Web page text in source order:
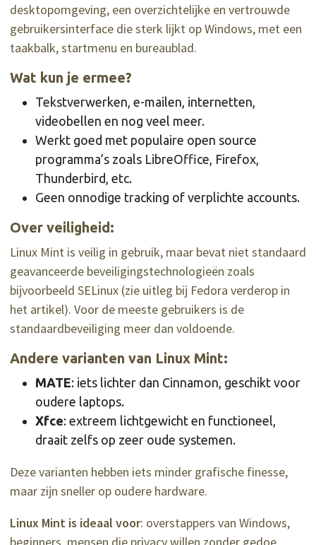
desktopomgeving, een overzichtelijke en vertrouwde
gebruikersinterface die sterk lijkt op Windows, met een
taakbalk, startmenu en bureaublad.
Wat kun je ermee?
Tekstverwerken, e-mailen, internetten,
videobellen en nog veel meer.
Werkt goed met populaire open source
programma’s zoals LibreOffice, Firefox,
Thunderbird, etc.
Geen onnodige tracking of verplichte accounts.
Over veiligheid:
Linux Mint is veilig in gebruik, maar bevat niet standaard
geavanceerde beveiligingstechnologieën zoals
bijvoorbeeld SELinux (zie uitleg bij Fedora verderop in
het artikel). Voor de meeste gebruikers is de
standaardbeveiliging meer dan voldoende.
Andere varianten van Linux Mint:
MATE: iets lichter dan Cinnamon, geschikt voor
oudere laptops.
Xfce: extreem lichtgewicht en functioneel,
draait zelfs op zeer oude systemen.
Deze varianten hebben iets minder grafische finesse,
maar zijn sneller op oudere hardware.
Linux Mint is ideaal voor: overstappers van Windows,